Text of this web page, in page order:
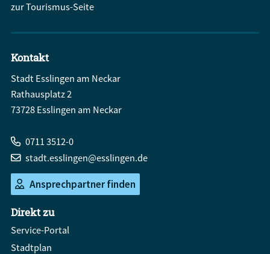
zur Tourismus-Seite
Kontakt
Stadt Esslingen am Neckar
Rathausplatz 2
73728 Esslingen am Neckar
0711 3512-0
stadt.esslingen@esslingen.de
Ansprechpartner finden
Direkt zu
Service-Portal
Stadtplan